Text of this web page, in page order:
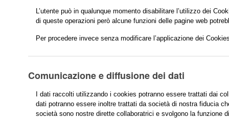
L’utente può in qualunque momento disabilitare l’utilizzo dei
di queste operazioni però alcune funzioni delle pagine web
Per procedere invece senza modificare l’applicazione dei
Comunicazione e diffusione dei dati
I dati raccolti utilizzando i cookies potranno essere trattati dai
dati potranno essere inoltre trattati da società di nostra fiducia
società sono nostre dirette collaboratrici e svolgono la funzione